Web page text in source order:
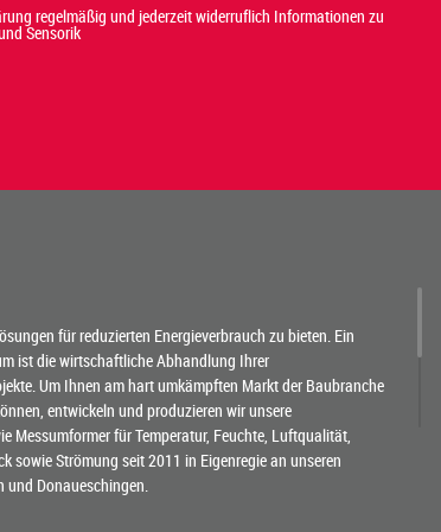
regelmäßig und jederzeit widerruflich Informationen zu
Sensorik
für reduzierten Energieverbrauch zu bieten. Ein
ist die wirtschaftliche Abhandlung Ihrer
Um Ihnen am hart umkämpften Markt der Baubranche
entwickeln und produzieren wir unsere
Messumformer für Temperatur, Feuchte, Luftqualität,
sowie Strömung seit 2011 in Eigenregie an unseren
und Donaueschingen.